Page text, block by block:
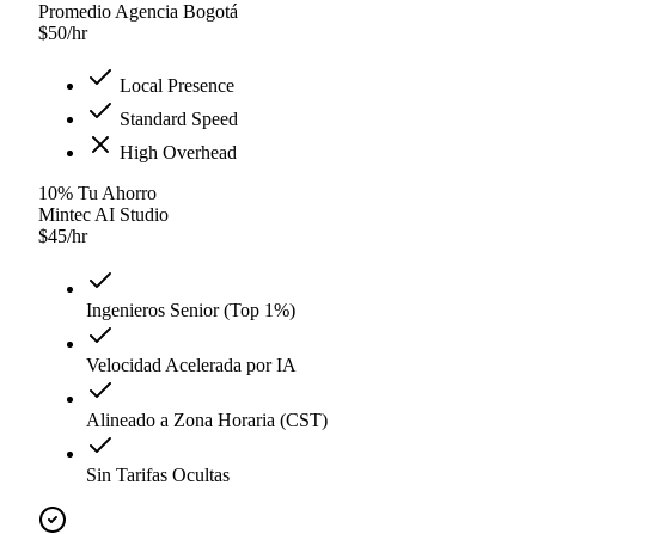
Promedio Agencia Bogotá
$50/hr
Local Presence
Standard Speed
High Overhead
10% Tu Ahorro
Mintec AI Studio
$45/hr
Ingenieros Senior (Top 1%)
Velocidad Acelerada por IA
Alineado a Zona Horaria (CST)
Sin Tarifas Ocultas